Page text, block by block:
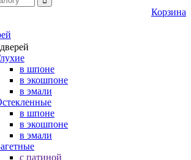
Корзина
в шпоне
в экошпоне
в эмали
в шпоне
в экошпоне
в эмали
с патиной